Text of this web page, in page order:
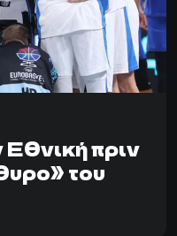
Εθνική πριν
του